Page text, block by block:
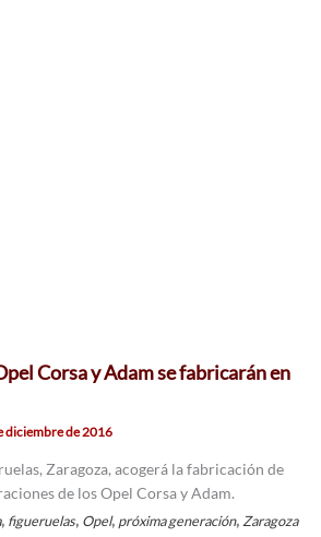
Corsa y Adam se fabricarán en
diciembre de 2016
Zaragoza, acogerá la fabricación de
de los Opel Corsa y Adam.
, figueruelas, Opel, próxima generación, Zaragoza